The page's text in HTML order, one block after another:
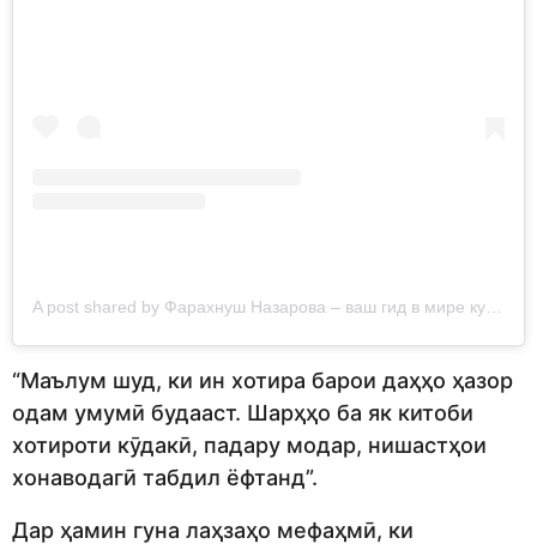
A post shared by Фарахнуш Назарова – ваш гид в мире кулинарии (@faramateo.food.blog)
“Маълум шуд, ки ин хотира барои даҳҳо ҳазор
одам умумӣ будааст. Шарҳҳо ба як китоби
хотироти кӯдакӣ, падару модар, нишастҳои
хонаводагӣ табдил ёфтанд”.
Дар ҳамин гуна лаҳзаҳо мефаҳмӣ, ки